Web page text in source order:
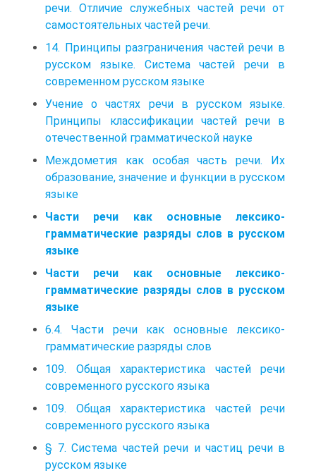
речи. Отличие служебных частей речи от
самостоятельных частей речи.
14. Принципы разграничения частей речи в
русском языке. Система частей речи в
современном русском языке
Учение о частях речи в русском языке.
Принципы классификации частей речи в
отечественной грамматической науке
Междометия как особая часть речи. Их
образование, значение и функции в русском
языке
Части речи как основные лексико-
грамматические разряды слов в русском
языке
Части речи как основные лексико-
грамматические разряды слов в русском
языке
6.4. Части речи как основные лексико-
грамматические разряды слов
109. Общая характеристика частей речи
современного русского языка
109. Общая характеристика частей речи
современного русского языка
§ 7. Система частей речи и частиц речи в
русском языке